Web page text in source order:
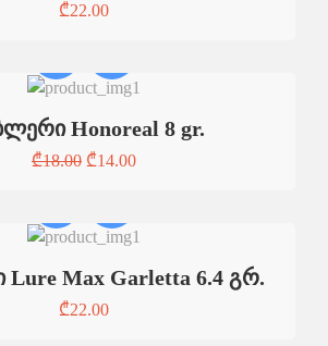
₾22.00
Honoreal 8 gr.
₾18.00 ₾14.00
Max Garletta 6.4 გრ.
₾22.00